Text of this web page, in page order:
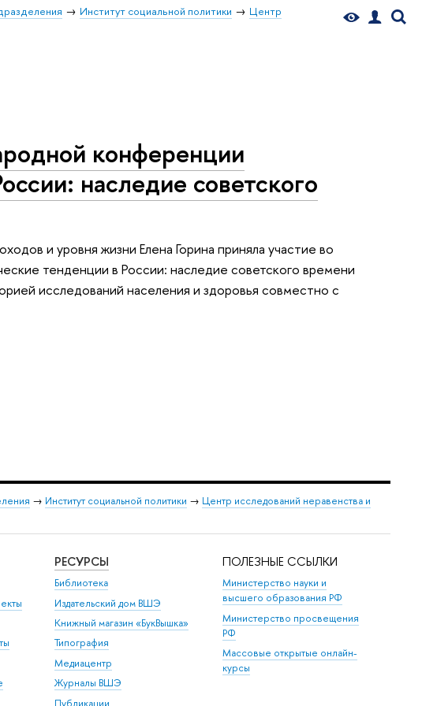
Институт социальной политики
Центр
конференции
наследие советского
и уровня жизни Елена Горина приняла участие во
тенденции в России: наследие советского времени
исследований населения и здоровья совместно с
→ Институт социальной политики → Центр исследований неравенства и
РЕСУРСЫ
Библиотека
Издательский дом ВШЭ
Книжный магазин «БукВышка»
Типография
Медиацентр
Журналы ВШЭ
Публикации
ПОЛЕЗНЫЕ ССЫЛКИ
Министерство науки и
высшего образования РФ
Министерство просвещения
РФ
Массовые открытые онлайн-
курсы